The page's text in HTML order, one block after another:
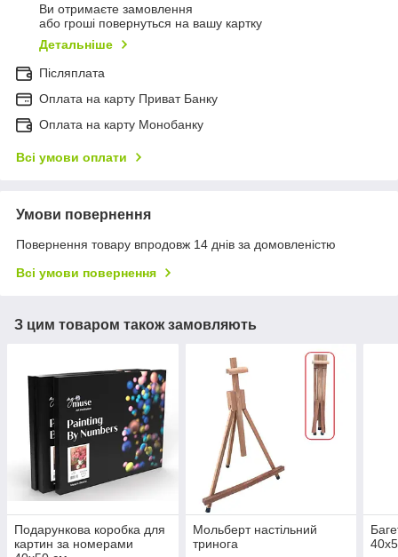
Ви отримаєте замовлення
або гроші повернуться на вашу картку
Детальніше
Післяплата
Оплата на карту Приват Банку
Оплата на карту Монобанку
Всі умови оплати
Умови повернення
Повернення товару впродовж 14 днів за домовленістю
Всі умови повернення
З цим товаром також замовляють
Подарункова коробка для
картин за номерами
Мольберт настільний
тринога